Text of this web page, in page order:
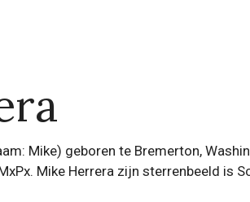
Mike) geboren te Bremerton,
Mike Herrera zijn sterrenbeeld is